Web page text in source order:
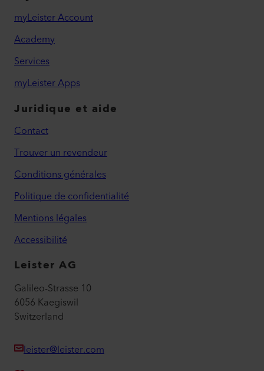
myLeister Account
Academy
Services
myLeister Apps
Juridique et aide
Contact
Trouver un revendeur
Conditions générales
Politique de confidentialité
Mentions légales
Accessibilité
Leister AG
Galileo-Strasse 10
6056 Kaegiswil
Switzerland
leister@leister.com